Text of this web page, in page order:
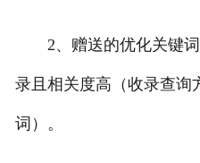
2、赠送的优化关键词
录且相关度高（收录查询
词）。